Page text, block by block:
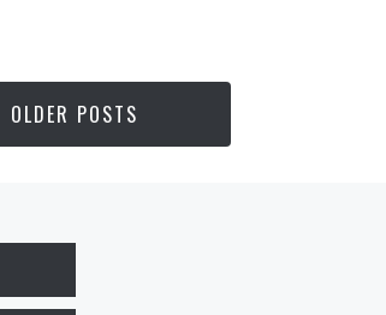
OLDER POSTS